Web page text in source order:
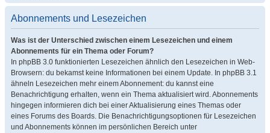
Abonnements und Lesezeichen
Was ist der Unterschied zwischen einem Lesezeichen und einem
Abonnements für ein Thema oder Forum?
In phpBB 3.0 funktionierten Lesezeichen ähnlich den Lesezeichen in Web-
Browsern: du bekamst keine Informationen bei einem Update. In phpBB 3.1
ähneln Lesezeichen mehr einem Abonnement: du kannst eine
Benachrichtigung erhalten, wenn ein Thema aktualisiert wird. Abonnements
hingegen informieren dich bei einer Aktualisierung eines Themas oder
eines Forums des Boards. Die Benachrichtigungsoptionen für Lesezeichen
und Abonnements können im persönlichen Bereich unter